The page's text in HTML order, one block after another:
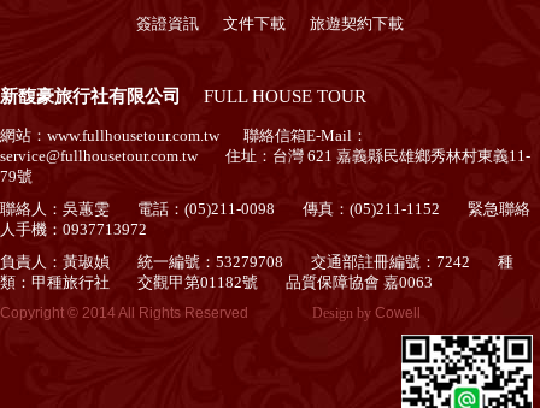
簽證資訊
文件下載 旅遊契約下載
新馥豪旅行社有限公司 FULL HOUSE TOUR
網站： www.fullhousetour.com.tw
聯絡信箱E-Mail：
service@fullhousetour.com.tw
住址：台灣 621 嘉義縣民雄鄉秀林村東義11-
79號
聯絡人：吳蕙雯
電話：(05)211-0098 傳真：(05)211-1152
緊急聯絡
人手機：0937713972
負責人：黃琡媜
統一編號：53279708 交通部註冊編號：7242
種
類：甲種旅行社
交觀甲第01182號 品質保障協會 嘉0063
Copyright © 2014 All Rights Reserved Design by Cowell